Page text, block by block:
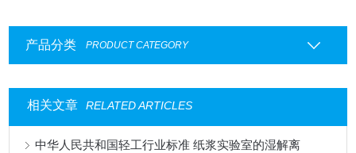
产品分类 PRODUCT CATEGORY
相关文章 RELATED ARTICLES
中华人民共和国轻工行业标准 纸浆实验室的湿解离